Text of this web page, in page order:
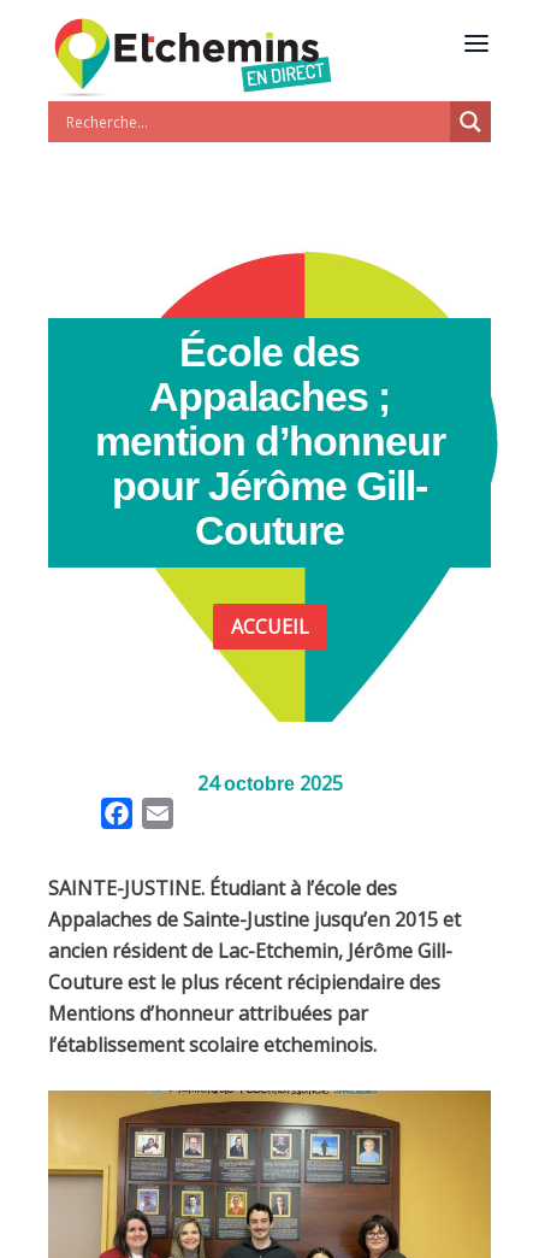
École des
Appalaches ;
mention d’honneur
pour Jérôme Gill-
Couture
ACCUEIL
24 octobre 2025
e
b
o
o
k
i
l
SAINTE-JUSTINE. Étudiant à l’école des
Appalaches de Sainte-Justine jusqu’en 2015 et
ancien résident de Lac-Etchemin, Jérôme Gill-
Couture est le plus récent récipiendaire des
Mentions d’honneur attribuées par
l’établissement scolaire etcheminois.